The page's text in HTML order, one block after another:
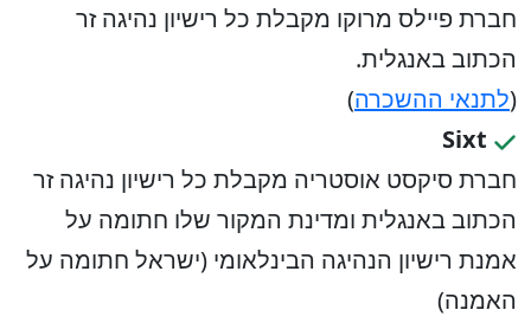
חברת פיילס מרוקו מקבלת כל רישיון נהיגה זר
הכתוב באנגלית.
(לתנאי ההשכרה)
Sixt
חברת סיקסט אוסטריה מקבלת כל רישיון נהיגה זר
הכתוב באנגלית ומדינת המקור שלו חתומה על
אמנת רישיון הנהיגה הבינלאומי (ישראל חתומה על
האמנה)